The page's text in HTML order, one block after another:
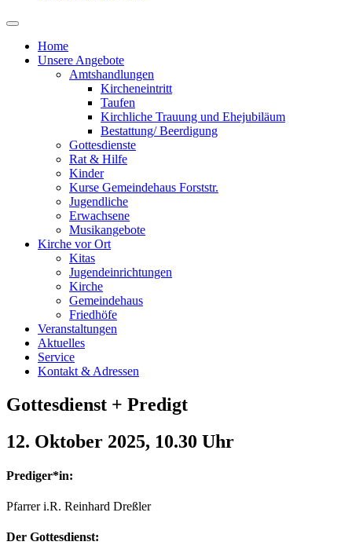
Home
Unsere Angebote
Amtshandlungen
Kircheneintritt
Taufen
Kirchliche Trauung und Ehejubiläum
Bestattung/ Beerdigung
Gottesdienste
Rat & Hilfe
Kinder
Kurse Gemeindehaus Forststr.
Jugendliche
Erwachsene
Musikangebote
Kirche vor Ort
Kitas
Jugendeinrichtungen
Kirche
Gemeindehaus
Friedhöfe
Veranstaltungen
Aktuelles
Service
Kontakt & Adressen
Gottesdienst + Predigt
12. Oktober 2025, 10.30 Uhr
Prediger*in:
Pfarrer i.R. Reinhard Dreßler
Der Gottesdienst: